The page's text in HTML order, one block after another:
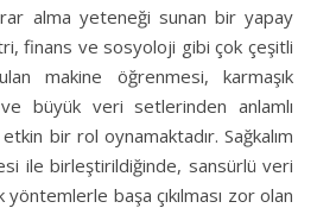
alma yeteneği sunan bir yapay
finans ve sosyoloji gibi çok çeşitli
makine öğrenmesi, karmaşık
büyük veri setlerinden anlamlı
bir rol oynamaktadır. Sağkalım
ile birleştirildiğinde, sansürlü veri
başa çıkılması zor olan